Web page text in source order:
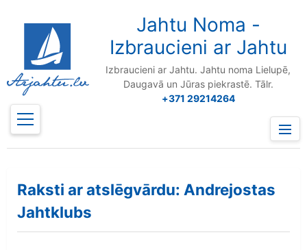
Jahtu Noma -
Izbraucieni ar Jahtu
Izbraucieni ar Jahtu. Jahtu noma Lielupē,
Daugavā un Jūras piekrastē. Tālr.
+371 29214264
Menu
Raksti ar atslēgvārdu: Andrejostas
Jahtklubs